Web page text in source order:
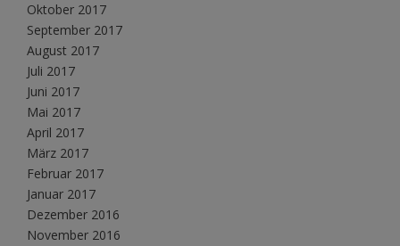
Oktober 2017
September 2017
August 2017
Juli 2017
Juni 2017
Mai 2017
April 2017
März 2017
Februar 2017
Januar 2017
Dezember 2016
November 2016